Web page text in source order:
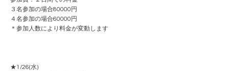
３名参加の場合80000円
４名参加の場合60000円
＊参加人数により料金が変動します
★1/26(水)